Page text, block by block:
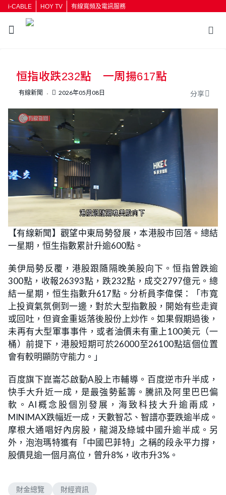
i-CABLE HOY TV 有線寬頻及電訊服務
恒指收跌232點 一周揚617點
有線新聞 2026年05月08日 分享
n
m
t
e
o
a
d
e
d
1
.
4
3
%
【有線新聞】觀望中東局勢發展，本港股市回落。總結
一星期，恒生指數累計升逾600點。
美伊局勢反覆，港股跟隨隔晚美股向下。恒指曾跌逾
300點，收報26393點，跌232點，成交2797億元。總
結一星期，恒生指數升617點。分析員李偉傑：「市寬
上投資氣氛側到一邊，對於大型指數股，開始有些走資
或回吐，但資金重返落後股份上炒作。如果假期過後，
未再有大型軍事事件，或者油價未有重上100美元（一
桶）前提下，港股短期可於26000至26100點這個位置
會有較明顯防守能力。」
百度旗下崑崙芯啟動A股上市輔導。百度逆市升半成，
快手大升近一成，是最強勢藍籌。騰訊及阿里巴巴偏
軟。AI概念股個別發展，海致科技大升逾兩成，
MINIMAX跌幅近一成，天數智芯、智譜亦要跌逾半成。
摩根大通唱好內房股，龍湖及綠城中國升逾半成。另
外，泡泡瑪特獲有「中國巴菲特」之稱的段永平力撐，
股價見逾一個月高位，曾升8%，收市升3%。
財金總覽 財經資訊